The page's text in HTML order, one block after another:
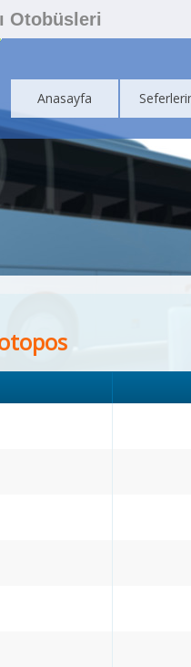
Otobüsleri
Anasayfa